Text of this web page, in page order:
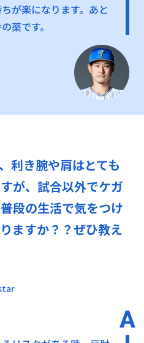
が楽になります。あと
薬です。
利き腕や肩はとても
が、試合以外でケガ
段の生活で気をつけ
ますか？？ぜひ教え